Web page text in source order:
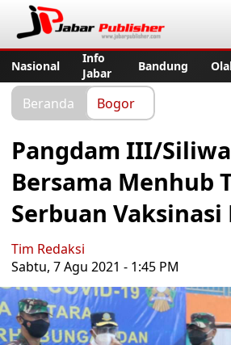
Nasional
Info
Jabar
Bandung
Beranda Bogor
Pangdam III/
Bersama Menhub
Serbuan Vaksinasi
Tim Redaksi
Sabtu, 7 Agu 2021 - 1:45 PM